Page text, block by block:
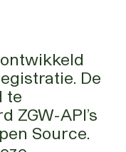
De
te
ZGW-API’s
Source.